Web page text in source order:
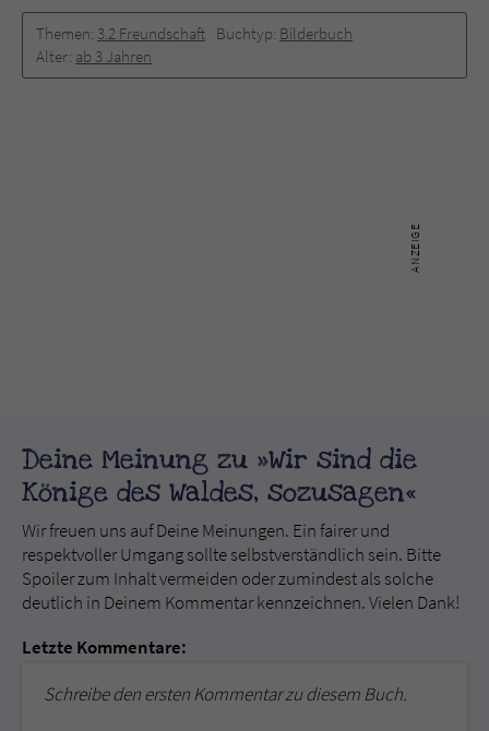
Themen: 3.2 Freundschaft Buchtyp: Bilderbuch
Alter: ab 3 Jahren
Deine Meinung zu »Wir sind die
Könige des Waldes, sozusagen«
Wir freuen uns auf Deine Meinungen. Ein fairer und
respektvoller Umgang sollte selbstverständlich sein. Bitte
Spoiler zum Inhalt vermeiden oder zumindest als solche
deutlich in Deinem Kommentar kennzeichnen. Vielen Dank!
Letzte Kommentare:
Schreibe den ersten Kommentar zu diesem Buch.